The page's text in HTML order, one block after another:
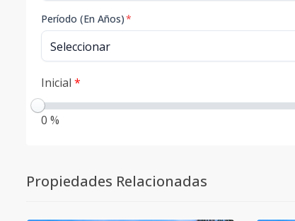
Período (En Años)*
Inicial *
0 %
Propiedades Relacionadas